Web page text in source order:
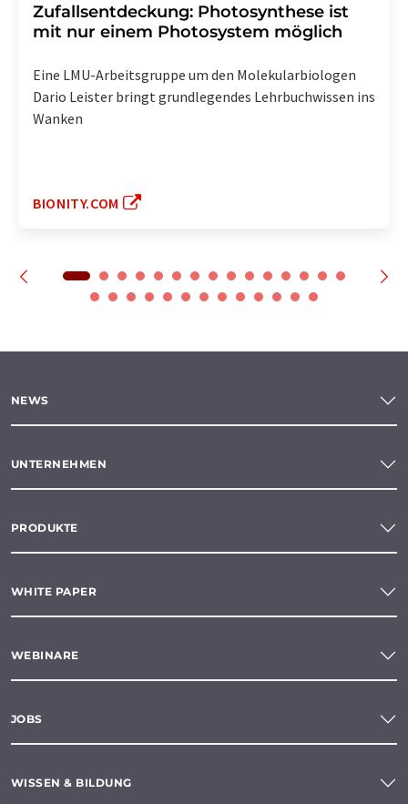
Zufallsentdeckung: Photosynthese ist
mit nur einem Photosystem möglich
Eine LMU-Arbeitsgruppe um den Molekularbiologen
Dario Leister bringt grundlegendes Lehrbuchwissen ins
Wanken
BIONITY.COM
NEWS
UNTERNEHMEN
PRODUKTE
WHITE PAPER
WEBINARE
JOBS
WISSEN & BILDUNG